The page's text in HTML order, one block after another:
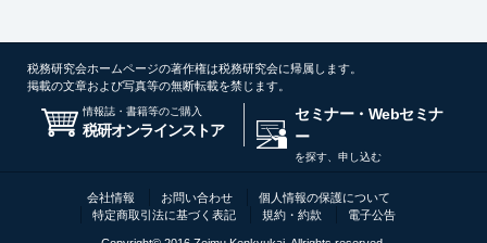
税務研究会ホームページの著作権は税務研究会に帰属します。
掲載の文章および写真等の無断転載を禁じます。
情報誌・書籍等のご購入
税研オンラインストア
セミナー・Webセミナ
ー
を探す、申し込む
会社情報 お問い合わせ
個人情報の保護について
特定商取引法に基づく表記
規約・約款 電子公告